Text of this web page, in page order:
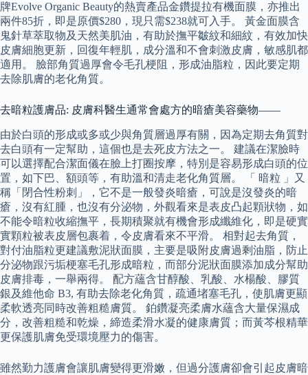
牌Evolve Organic Beauty的熱賣產品金鑽提拉有機面膜，亦推出
兩件85折，即是原價$280，現只需$238就可入手。 黃金面膜含
鬼針草萃取物及天然美肌油，有助於撫平皺紋和細紋，有效加快
皮膚細胞更新，回復年輕肌，成分溫和不會刺激皮膚，敏感肌都
適用。 臉部角質過厚會令毛孔梗阻，形成油脂粒，因此要定期
去除肌膚的老化角質。
去暗粒護膚品: 皮膚科醫生通常會處方的暗瘡美容藥物——
由於白頭的形成或多或少與角質層過厚有關，因為定期去角質對
去白頭有一定幫助，這個也是去死皮方法之一。 建議在潔臉時
可以選擇配合潔面儀在臉上打圈按摩，特別是容易形成白頭的位
置，如下巴、額頭等，有助溫和清走老化角質層。 「 暗粒 」又
稱「閉合性粉刺」，它不是一般發炎暗瘡，可說是沒發炎的暗
瘡，沒有紅腫，也沒有分泌物，外觀看來是表皮凸起顆狀物，如
不能令暗粒收縮撫平，長期積聚就有機會形成纖維化，即是硬實
實顆粒被表皮層包裹着，令皮膚看來不平滑。 相對起去角質，
對付油脂粒更建議敷泥狀面膜，主要是吸附皮膚過剩油脂，防止
分泌物跟污垢梗塞毛孔形成暗粒，而部分泥狀面膜添加成分幫助
皮膚排毒，一舉兩得。 配方蘊含甘醇酸、乳酸、水楊酸、膠質
銀及維他命 B3, 有助去除老化角質，疏通堵塞毛孔，使肌膚更顯
柔軟透亮同時改善粗糙膚質。 鉑鑽凝亮柔膚水蘊含大量保濕成
分，改善粗糙和乾燥，締造柔滑水凝的健康膚質；而黃芩根精華
更保護肌膚免受環境壓力的傷害。
雖然勤力護膚會讓肌膚變得更滑嫩，但過分護膚卻會引起皮膚暗